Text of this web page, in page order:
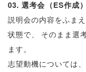
03. 選考会 （ES作成）
説明会の内容をふまえ
状態で
そのまま選
ます。
志望動機については